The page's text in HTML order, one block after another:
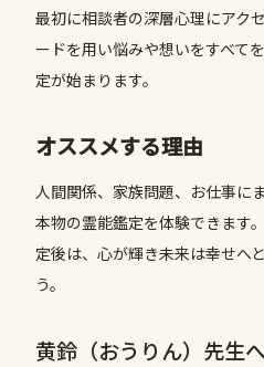
最初に相談者の深層心理にアク
ードを用い悩みや想いをすべて
定が始まります。
オススメする理由
人間関係、家族問題、お仕事に
本物の霊能鑑定を体験できます
定後は、心が輝き未来は幸せへ
う。
黄鈴（おうりん）先生